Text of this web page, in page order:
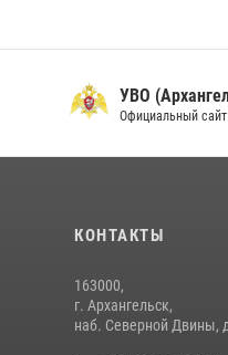
УВО
Официальный сайт
КОНТАКТЫ
163000,
г. Архангельск,
наб. Северной Двины,